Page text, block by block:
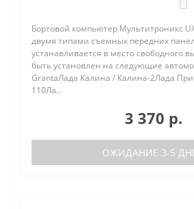
Бортовой компьютер Мультитроникс
двумя типами съемных передних
устанавливается в место свободного
быть установлен на следующие
GrantaЛада Калина / Калина-2Лада
110Ла..
3 370 р.
ОЖИДАНИЕ 3-5